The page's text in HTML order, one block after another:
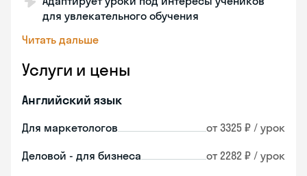
для увлекательного обучения
Читать дальше
Услуги и цены
Английский язык
Для маркетологов от 3325 ₽ / урок
Деловой - для бизнеса от 2282 ₽ / урок